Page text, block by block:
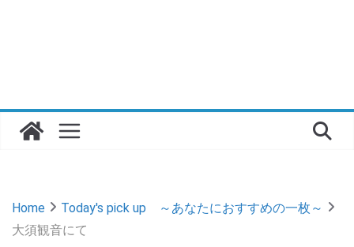
Home
Today's pick up ～あなたにおすすめの一枚～
大須観音にて